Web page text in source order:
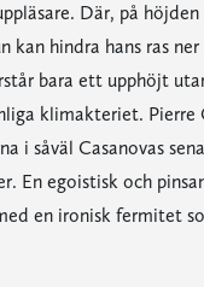
Där, på
hindra hans ras
bara ett upphöjt
klimakteriet. Pierre
såväl Casanovas
En egoistisk och
en ironisk fermitet